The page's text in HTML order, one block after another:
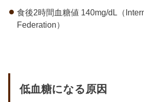
食後2時間血糖値 140mg/dL（
Federation）
低血糖になる原因